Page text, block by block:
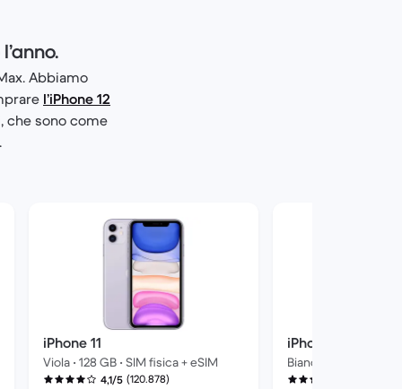
Abbiamo
l’iPhone 12
che sono come
iPhone 11
Viola • 128 GB • SIM fisica + eSIM
4,1/5 (120.878)
iPhone 11
Bianco • 128 GB •